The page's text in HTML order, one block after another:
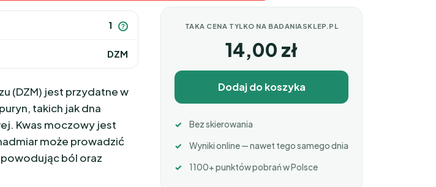
1 ?
DZM
(DZM) jest przydatne w
takich jak dna
Kwas moczowy jest
może prowadzić
powodując ból oraz
TAKA CENA TYLKO NA BADANIASKLEP.PL
14,00 zł
Dodaj do koszyka
Bez skierowania
Wyniki online — nawet tego samego dnia
1100+ punktów pobrań w Polsce